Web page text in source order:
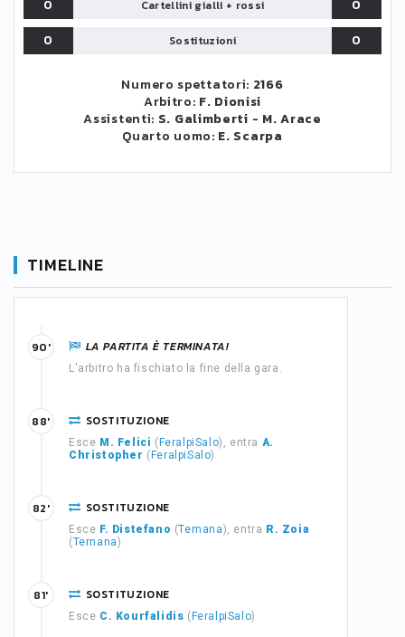
0
Cartellini gialli + rossi
0
0
Sostituzioni 0
Numero spettatori: 2166
Arbitro: F. Dionisi
Assistenti: S. Galimberti - M. Arace
Quarto uomo: E. Scarpa
TIMELINE
LA PARTITA È TERMINATA!
L'arbitro ha fischiato la fine della gara.
90'
SOSTITUZIONE
Esce M. Felici ( FeralpiSalo), entra A.
Christopher ( FeralpiSalo)
88'
SOSTITUZIONE
Esce F. Distefano (Ternana), entra R. Zoia
(Ternana)
82'
SOSTITUZIONE
Esce C. Kourfalidis ( FeralpiSalo)
81'